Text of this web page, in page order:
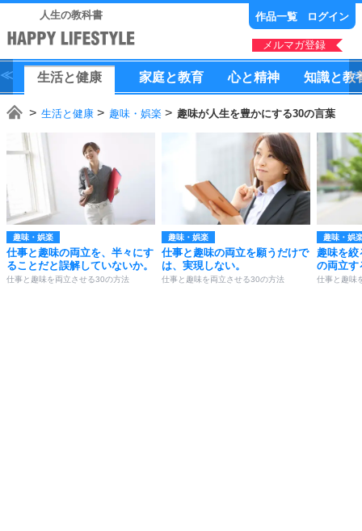
人生の教科書 作品一覧 ログイン
メルマガ登録
生活と健康 家庭と教育 心と精神 知識と教
生活と健康 趣味・娯楽 趣味が人生を豊かにする30の言葉
趣味・娯楽
仕事と趣味の両立を、半々にす
ることだと誤解していないか。
仕事と趣味を両立させる30の方法
趣味・娯楽
仕事と趣味の両立を願うだけで
は、実現しない。
仕事と趣味を両立させる30の方法
趣味・娯
趣味を絞
の両立す
仕事と趣味